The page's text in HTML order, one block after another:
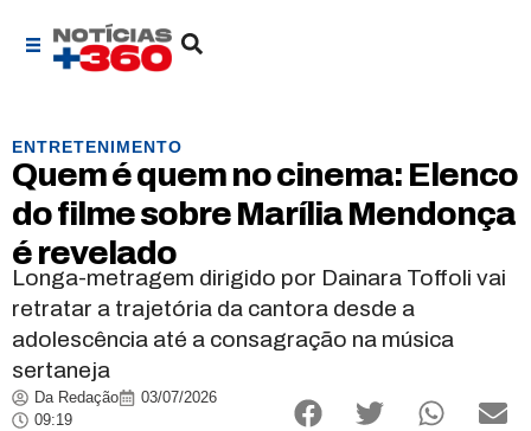
ENTRETENIMENTO
Quem é quem no cinema: Elenco
do filme sobre Marília Mendonça
é revelado
Longa-metragem dirigido por Dainara Toffoli vai
retratar a trajetória da cantora desde a
adolescência até a consagração na música
sertaneja
Da Redação
03/07/2026
09:19